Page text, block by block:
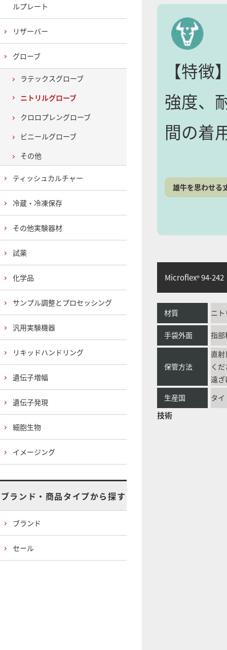
【特徴
強度、
間の着
雄牛を思わせる
Microflex®94-242
材質 ニ
手袋外面 指部
保管方法
直
く
遠
生産国
タイ
技術
ルプレート
リザーバー
グローブ
ラテックスグローブ
ニトリルグローブ
クロロプレングローブ
ビニールグローブ
その他
ティッシュカルチャー
冷蔵・冷凍保存
その他実験器材
試薬
化学品
サンプル調整とプロセッシング
汎用実験機器
リキッドハンドリング
遺伝子増幅
遺伝子発現
細胞生物
イメージング
ブランド・商品タイプから探す
ブランド
セール